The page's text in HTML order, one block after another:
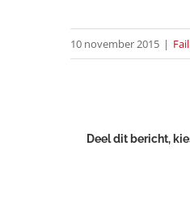
10 november 2015 |
Deel dit bericht,